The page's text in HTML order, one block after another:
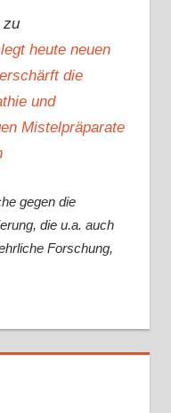
heute neuen
die
und
Mistelpräparate
gegen die
die u.a. auch
Forschung,